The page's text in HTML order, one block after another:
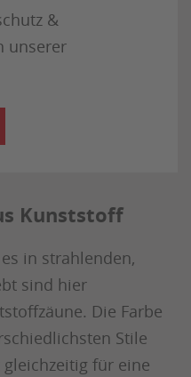
&
unserer
Kunststoff
in strahlenden,
sind hier
Die Farbe
Stile
für eine